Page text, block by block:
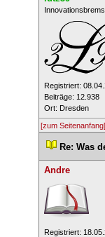
Registriert:
Beiträge: 12.938
Ort: Dresden
[zum Seitenanfang]
Re: Was
Andre
Registriert: